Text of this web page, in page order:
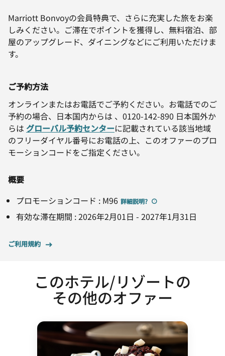
Marriott Bonvoyの会員特典で、さらに充実した旅をお楽
しみください。ご滞在でポイントを獲得し、無料宿泊、部
屋のアップグレード、ダイニングなどにご利用いただけま
す。
ご予約方法
オンラインまたはお電話でご予約ください。お電話でのご
予約の場合、日本国内からは 、0120-142-890 日本国外か
らは グローバル予約センターに記載されている該当地域
のフリーダイヤル番号にお電話の上、このオファーのプロ
モーションコードをご指定ください。
概要
プロモーションコード : M96 詳細説明?
有効な滞在期間 :2026年2月01日 - 2027年1月31日
ご利用規約
このホテル/リゾートの
その他のオファー